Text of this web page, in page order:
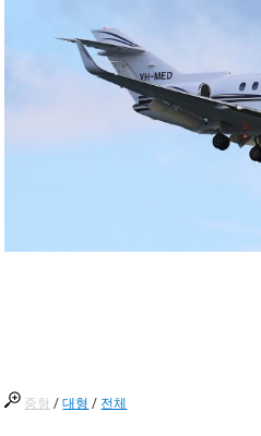
중형 /대형 / 전체